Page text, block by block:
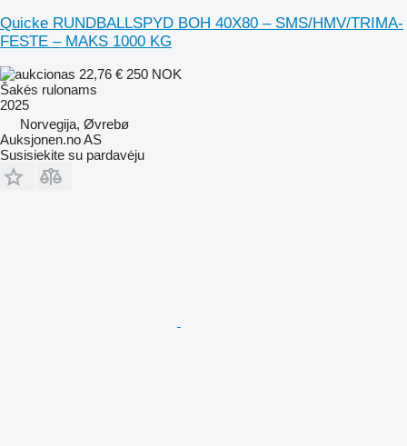
Quicke RUNDBALLSPYD BOH 40X80 – SMS/HMV/TRIMA-
FESTE – MAKS 1000 KG
22,76 € 250 NOK
Šakės rulonams
2025
Norvegija, Øvrebø
Auksjonen.no AS
Susisiekite su pardavėju